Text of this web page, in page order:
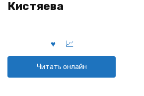
Кистяева
Читать онлайн